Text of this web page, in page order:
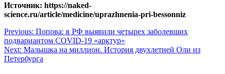
Источник: https://naked-
science.ru/article/medicine/uprazhnenia-pri-bessonniz
Навигация
по
записям
Previous: Попова: в РФ выявили четырех заболевших
подвариантом COVID-19 «арктур»
Next: Малышка на миллион. История двухлетней Оли из
Петербурга